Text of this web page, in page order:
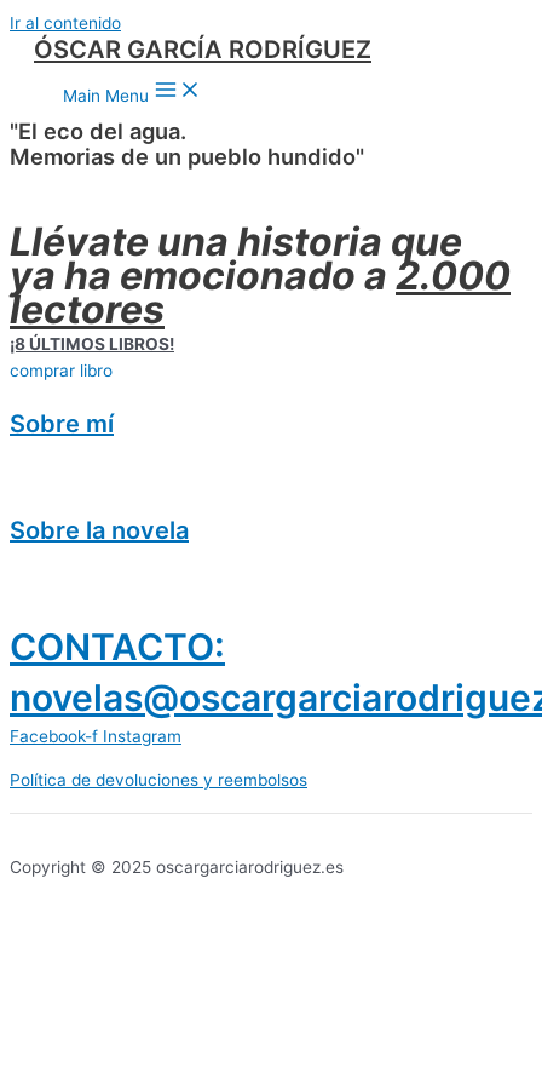
Ir al contenido
ÓSCAR GARCÍA RODRÍGUEZ
Main Menu
"El eco del agua.
Memorias de un pueblo hundido"
Llévate una historia que
ya ha emocionado a 2.000
lectores
¡8 ÚLTIMOS LIBROS!
comprar libro
Sobre mí
Sobre la novela
CONTACTO:
Facebook-f Instagram
Política de devoluciones y reembolsos
Copyright © 2025 oscargarciarodriguez.es